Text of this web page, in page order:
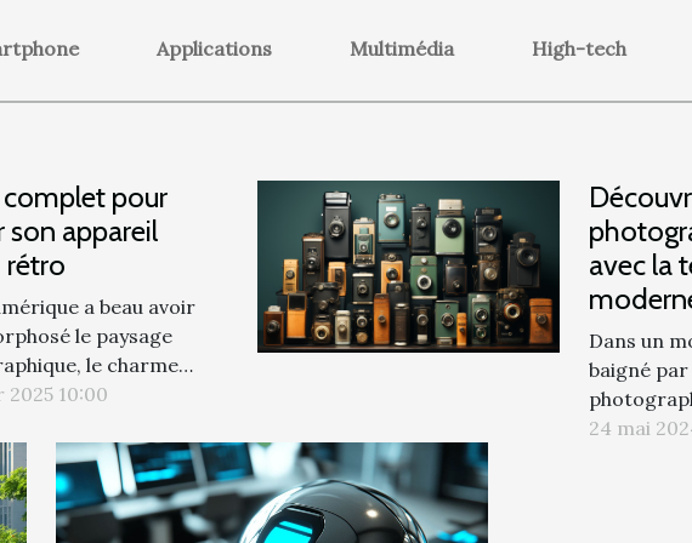
Applications Multimédia High-tech
complet pour
son appareil
a beau avoir
le paysage
le charme
de la photographie
passionnés. À travers
authentiques
d'image
2025 10:00
avec la
Dans un
baigné par
langage
24 mai